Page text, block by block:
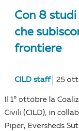
Con 8
che
frontiere
CILD staff 25
Il 1° ottobre la
Civili (CILD), in
Piper, Eversheds